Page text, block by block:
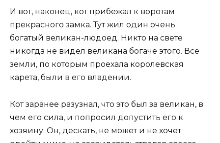
И вот, наконец, кот прибежал к воротам
прекрасного замка. Тут жил один очень
богатый великан-людоед. Никто на свете
никогда не видел великана богаче этого. Все
земли, по которым проехала королевская
карета, были в его владении.
Кот заранее разузнал, что это был за великан, в
чем его сила, и попросил допустить его к
хозяину. Он, дескать, не может и не хочет